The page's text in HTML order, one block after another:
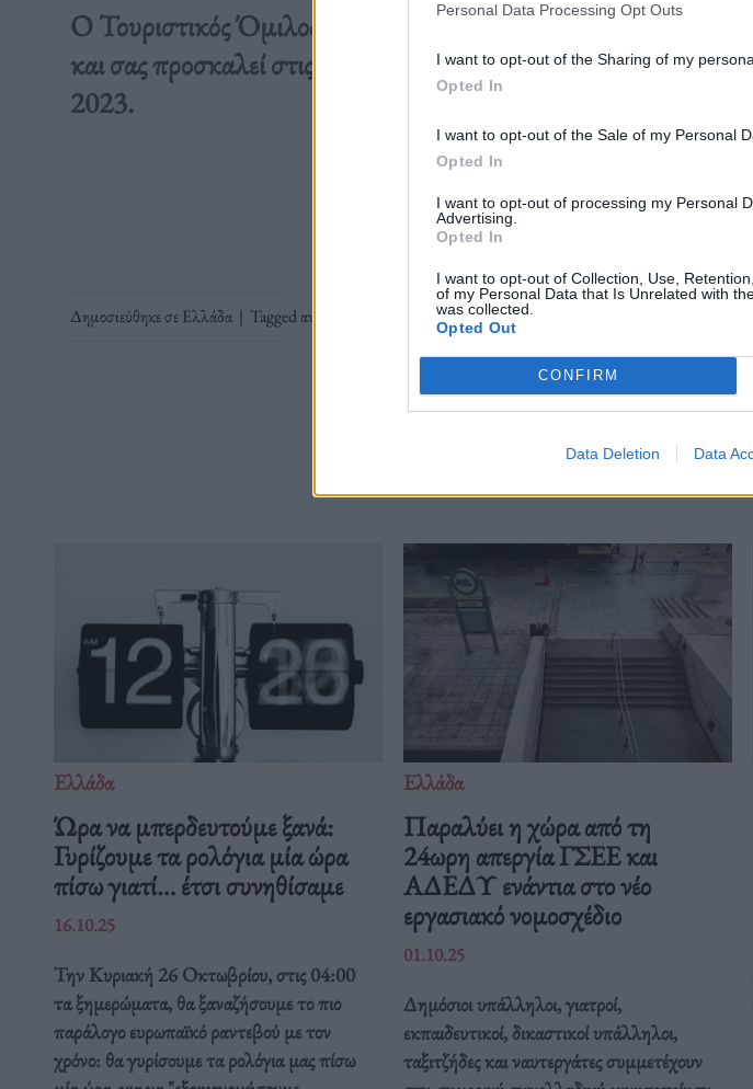
Personal Data Processing Opt Outs
I want to opt-out of the Sharing of my
Opted In
I want to opt-out of the Sale of my Personal
Opted In
I want to opt-out of processing my Personal
Advertising.
Opted In
I want to opt-out of Collection, Use,
of my Personal Data that Is Unrelated with
was collected.
Opted Out
CONFIRM
Data Deletion Data
Ο Τουριστικός Όμιλος Βέροιας καλωσορίζει και φέτος τις
και σας προσκαλεί στις καθιερωμένες δράσεις του την Κυριακή
2023.
Δημοσιεύθηκε σεΕλλάδα | Taggedανθισμένες ροδακινιές,άνοιξη,Βέροια
Δείτε
Ελλάδα
Ώρα να μπερδευτούμε ξανά:
Γυρίζουμε τα ρολόγια μία ώρα
πίσω γιατί… έτσι συνηθίσαμε
16.10.25
Την Κυριακή 26 Οκτωβρίου, στις 04:00
τα ξημερώματα, θα ξαναζήσουμε το πιο
παράλογο ευρωπαϊκό ραντεβού με τον
χρόνο: θα γυρίσουμε τα ρολόγια μας πίσω
Ελλάδα
Παραλύει η χώρα από τη
24ωρη απεργία ΓΣΕΕ και
ΑΔΕΔΥ ενάντια στο νέο
εργασιακό νομοσχέδιο
01.10.25
Δημόσιοι υπάλληλοι, γιατροί,
εκπαιδευτικοί, δικαστικοί υπάλληλοι,
ταξιτζήδες και ναυτεργάτες συμμετέχουν